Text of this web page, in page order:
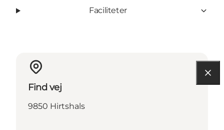
Faciliteter
Find vej
9850 Hirtshals